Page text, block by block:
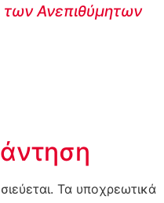
των Ανεπιθύμητων
Τα υποχρεωτικά